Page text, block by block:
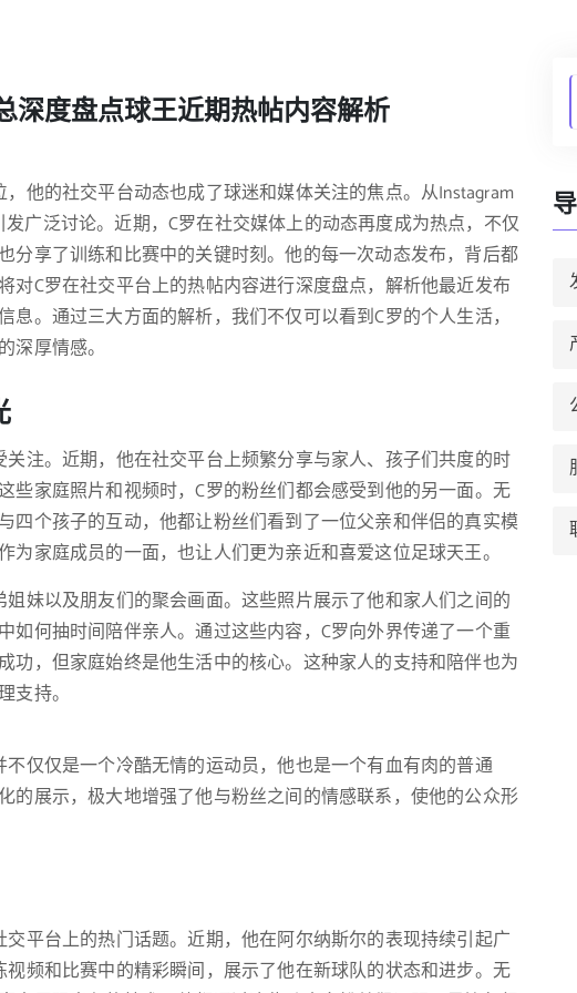
深度盘点球王近期热帖内容解析
他的社交平台动态也成了球迷和媒体关注的焦点。从Instagram
广泛讨论。近期，C罗在社交媒体上的动态再度成为热点，不仅
分享了训练和比赛中的关键时刻。他的每一次动态发布，背后都
对C罗在社交平台上的热帖内容进行深度盘点，解析他最近发布
。通过三大方面的解析，我们不仅可以看到C罗的个人生活，
厚情感。
注。近期，他在社交平台上频繁分享与家人、孩子们共度的时
些家庭照片和视频时，C罗的粉丝们都会感受到他的另一面。无
四个孩子的互动，他都让粉丝们看到了一位父亲和伴侣的真实模
家庭成员的一面，也让人们更为亲近和喜爱这位足球天王。
妹以及朋友们的聚会画面。这些照片展示了他和家人们之间的
如何抽时间陪伴亲人。通过这些内容，C罗向外界传递了一个重
功，但家庭始终是他生活中的核心。这种家人的支持和陪伴也为
支持。
仅仅是一个冷酷无情的运动员，他也是一个有血有肉的普通
的展示，极大地增强了他与粉丝之间的情感联系，使他的公众形
平台上的热门话题。近期，他在阿尔纳斯尔的表现持续引起广
频和比赛中的精彩瞬间，展示了他在新球队的状态和进步。无